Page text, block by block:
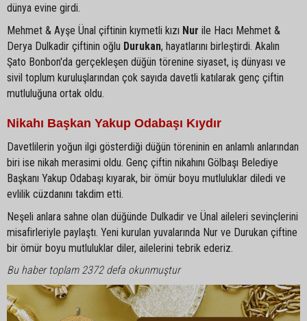
dünya evine girdi.
Mehmet & Ayşe Ünal çiftinin kıymetli kızı Nur ile Hacı Mehmet &
Derya Dulkadir çiftinin oğlu Durukan, hayatlarını birleştirdi. Akalın
Şato Bonbon'da gerçekleşen düğün törenine siyaset, iş dünyası ve
sivil toplum kuruluşlarından çok sayıda davetli katılarak genç çiftin
mutluluğuna ortak oldu.
Nikahı Başkan Yakup Odabaşı Kıydır
Davetlilerin yoğun ilgi gösterdiği düğün töreninin en anlamlı anlarından
biri ise nikah merasimi oldu. Genç çiftin nikahını Gölbaşı Belediye
Başkanı Yakup Odabaşı kıyarak, bir ömür boyu mutluluklar diledi ve
evlilik cüzdanını takdim etti.
Neşeli anlara sahne olan düğünde Dulkadir ve Ünal aileleri sevinçlerini
misafirleriyle paylaştı. Yeni kurulan yuvalarında Nur ve Durukan çiftine
bir ömür boyu mutluluklar diler, ailelerini tebrik ederiz.
Bu haber toplam 2372 defa okunmuştur